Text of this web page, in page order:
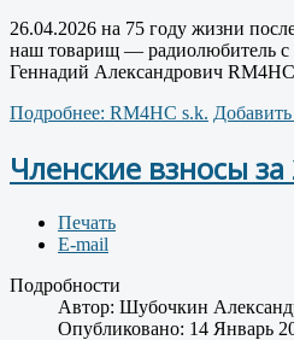
26.04.2026 на 75 году жизни
наш товарищ — радиолюбитель
Геннадий Александрович
Подробнее: RM4HC s.k.
Членские взносы
Печать
E-mail
Подробности
Автор: Шубочкин
Опубликовано: 14 Январь